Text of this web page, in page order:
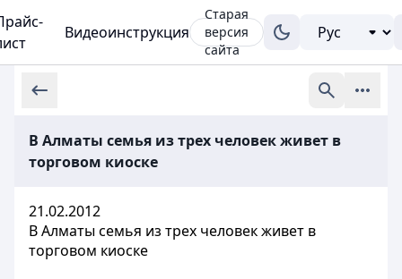
Видеоинструкция
Старая
версия
сайта
В Алматы семья из трех человек живет в
торговом киоске
21.02.2012
В Алматы семья из трех человек живет в
торговом киоске